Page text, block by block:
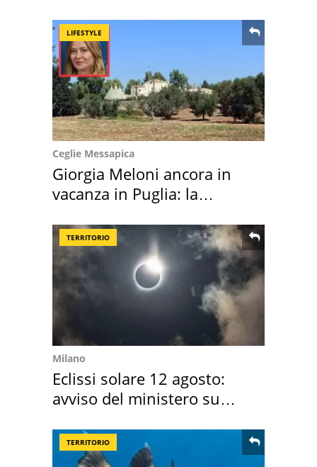
LIFESTYLE
Ceglie Messapica
Giorgia Meloni ancora in
vacanza in Puglia: la
TERRITORIO
Milano
Eclissi solare 12 agosto:
avviso del ministero su
TERRITORIO